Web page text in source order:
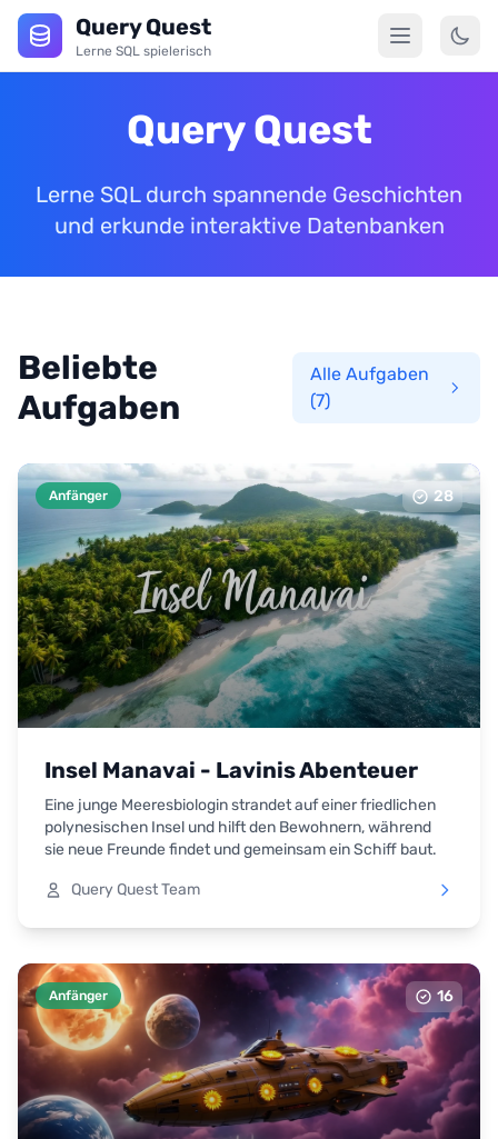
Query Quest
Lerne SQL spielerisch
Query Quest
Lerne SQL durch spannende Geschichten
und erkunde interaktive Datenbanken
Beliebte
Aufgaben
Alle Aufgaben
(7)
Anfänger 28
Insel Manavai - Lavinis Abenteuer
Eine junge Meeresbiologin strandet auf einer friedlichen
polynesischen Insel und hilft den Bewohnern, während
sie neue Freunde findet und gemeinsam ein Schiff baut.
Query Quest Team
Anfänger 16